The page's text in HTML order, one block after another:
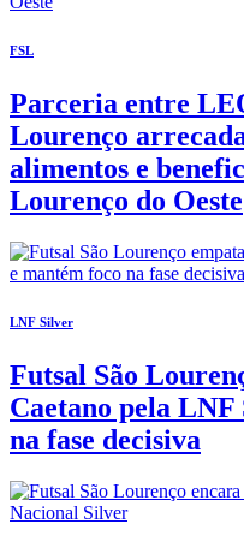
FSL
Parceria entre
Lourenço
alimentos e
Lourenço do Oeste
LNF Silver
Futsal São
Caetano pela
na fase decisiva